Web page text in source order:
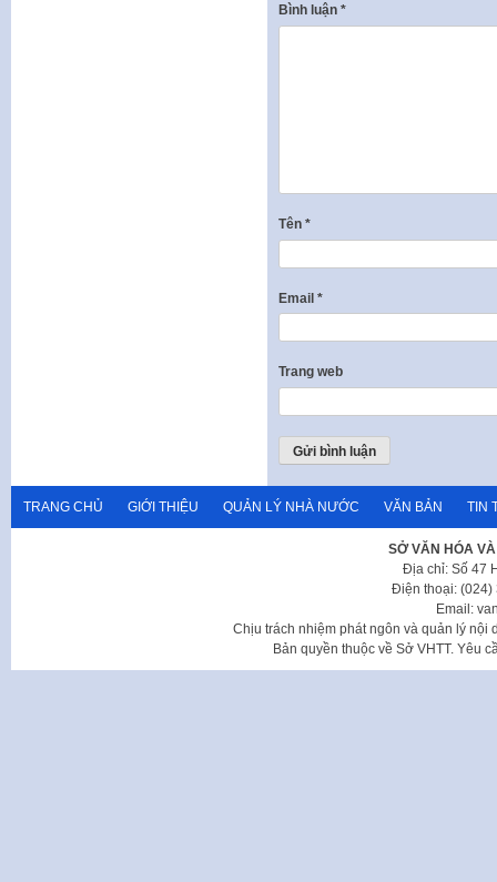
Bình luận *
Tên *
Email *
Trang web
TRANG CHỦ GIỚI THIỆU QUẢN LÝ NHÀ NƯỚC VĂN BẢN TIN
SỞ VĂN HÓA
Địa chỉ: Số 47
Điện thoại: (024)
Email:
Chịu trách nhiệm phát ngôn và quản lý nội
Bản quyền thuộc về Sở VHTT. Yêu